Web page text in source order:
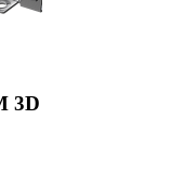
3D